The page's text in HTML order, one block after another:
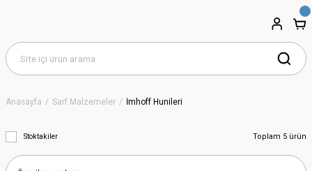
Anasayfa Sarf Malzemeler İmhoff Hunileri
Stoktakiler Toplam 5 ürün